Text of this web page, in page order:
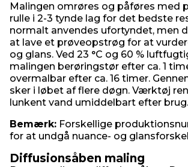
Malingen omrøres og påføres med
rulle i 2-3 tynde lag for det bedste
normalt anvendes ufortyndet, men
at lave et prøveopstrøg for at
og glans. Ved 23 °C og 60 %
malingen berøringstør efter ca. 1
overmalbar efter ca. 16 timer.
sker i løbet af flere døgn. Værktøj
lunkent vand umiddelbart efter brug.
Bemærk: Forskellige
for at undgå nuance- og
Diffusionsåben maling